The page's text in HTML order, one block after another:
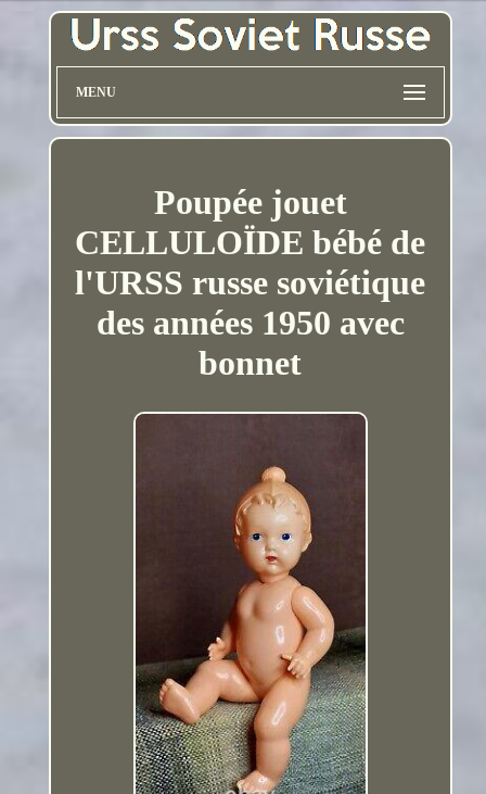
MENU
Poupée jouet
CELLULOÏDE bébé de
l'URSS russe soviétique
des années 1950 avec
bonnet